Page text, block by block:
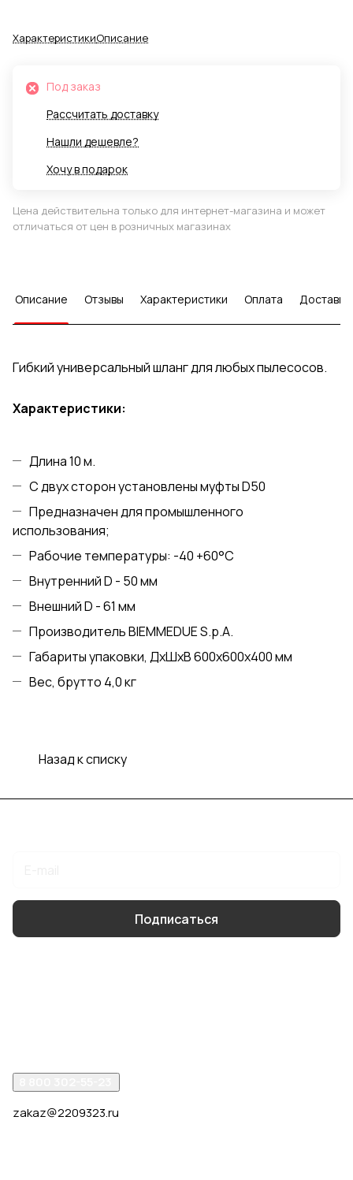
ХарактеристикиОписание
Под заказ
Рассчитать доставку
Нашли дешевле?
Хочу в подарок
Цена действительна только для интернет-магазина и может
отличаться от цен в розничных магазинах
Описание Отзывы Характеристики Оплата Доставка
Гибкий универсальный шланг для любых пылесосов.
Характеристики:
Длина 10 м.
С двух сторон установлены муфты D50
Предназначен для промышленного
использования;
Рабочие температуры: -40 +60°С
Внутренний D - 50 мм
Внешний D - 61 мм
Производитель BIEMMEDUE S.p.A.
Габариты упаковки, ДхШхВ 600х600х400 мм
Вес, брутто 4,0 кг
Назад к списку
Подписаться
zakaz@2209323.ru